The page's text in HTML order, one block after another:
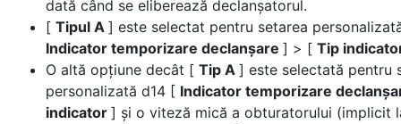
dată când se eliberează declanșatorul.
[ Tipul A ] este selectat pentru setarea
Indicator temporizare declanșare ] > [ Tip
O altă opțiune decât [ Tip A ] este selectată pentru
personalizată d14 [ Indicator temporizare
indicator ] și o viteză mică a obturatorului (implicit